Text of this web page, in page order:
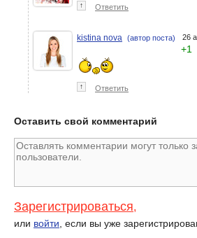
↑ Ответить
kistina nova (автор поста) 26
+1
↑ Ответить
Оставить свой комментарий
Зарегистрироваться,
или войти , если вы уже